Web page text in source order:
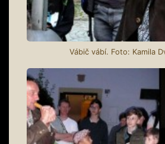
Vábič vábí. Foto: Kamila